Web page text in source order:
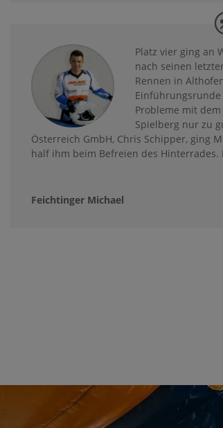
Platz vier ging an
nach seinen
Rennen in
Probleme mit
Spielberg nur zu
Österreich GmbH, Chris Schipper, ging
half ihm beim Befreien des Hinterrades.
Feichtinger Michael